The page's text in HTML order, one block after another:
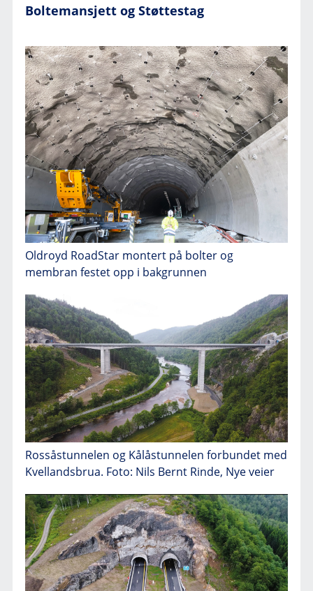
Boltemansjett og Støttestag
Oldroyd RoadStar montert på bolter og
membran festet opp i bakgrunnen
Rossåstunnelen og Kålåstunnelen forbundet med
Kvellandsbrua. Foto: Nils Bernt Rinde, Nye veier